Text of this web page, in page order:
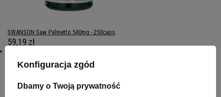
SWANSON Saw Palmetto 540mg - 250caps
59,19 zł
Magazyn główny
Dostępny
Konfiguracja zgód
Dbamy o Twoją prywatność